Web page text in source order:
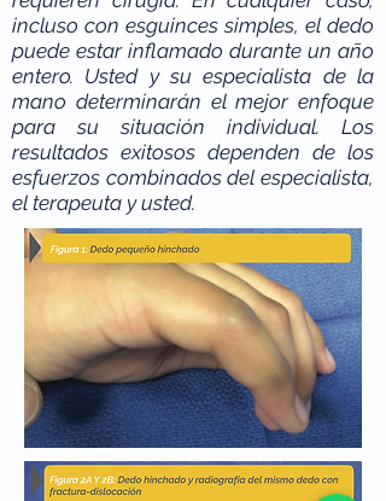
incluso con esguinces simples, el dedo
puede estar inflamado durante un año
entero. Usted y su especialista de la
mano determinarán el mejor enfoque
para su situación individual. Los
resultados exitosos dependen de los
esfuerzos combinados del especialista,
el terapeuta y usted.